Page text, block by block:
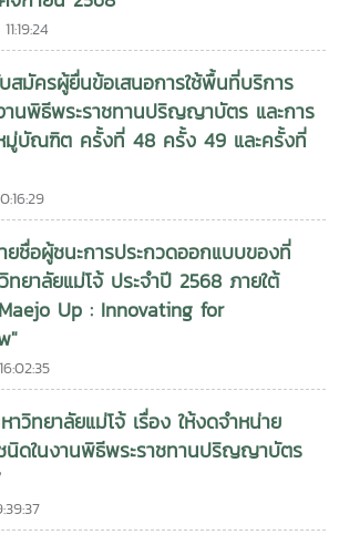
สมัครผู้ยื่นข้อเสนอการใช้พื้นที่บริการ
นพิธีพระราชทานปริญญาบัตร และการ
มู่บัณฑิต ครั้งที่ 48 ครั้ง 49 และครั้งที่
ยชื่อผู้ชนะการประกวดออกแบบของที่
ทยาลัยแม่โจ้ ประจำปี 2568 ภายใต้
Up : Innovating for
าวิทยาลัยแม่โจ้ เรื่อง ให้งดจำหน่าย
นิดในงานพิธีพระราชทานปริญญาบัตร